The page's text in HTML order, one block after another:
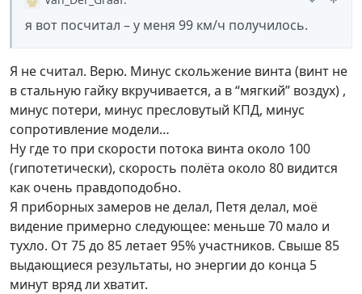
я вот посчитал – у меня 99 км/ч получилось.
Я не считал. Верю. Минус скольжение винта (винт не
в стальную гайку вкручивается, а в “мягкий” воздух) ,
минус потери, минус пресловутый КПД, минус
сопротивление модели…
Ну где то при скорости потока винта около 100
(гипотетически), скорость полёта около 80 видится
как очень правдоподобно.
Я приборных замеров не делал, Петя делал, моё
видение примерно следующее: меньше 70 мало и
тухло. От 75 до 85 летает 95% участников. Свыше 85
выдающиеся результаты, но энергии до конца 5
минут вряд ли хватит.